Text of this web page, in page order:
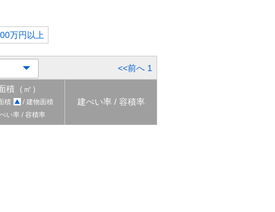
万円以上
<<前へ 1
積（㎡）
積
/ 建物面積
い率 / 容積率
建ぺい率 / 容積率